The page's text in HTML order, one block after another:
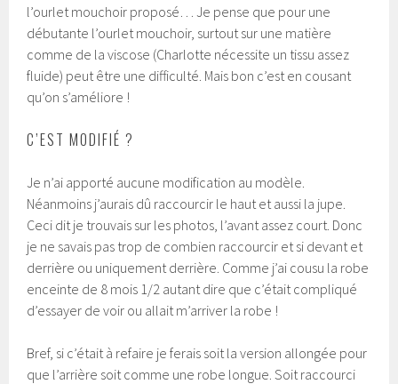
l’ourlet mouchoir proposé… Je pense que pour une
débutante l’ourlet mouchoir, surtout sur une matière
comme de la viscose (Charlotte nécessite un tissu assez
fluide) peut être une difficulté. Mais bon c’est en cousant
qu’on s’améliore !
C’EST MODIFIÉ ?
Je n’ai apporté aucune modification au modèle.
Néanmoins j’aurais dû raccourcir le haut et aussi la jupe.
Ceci dit je trouvais sur les photos, l’avant assez court. Donc
je ne savais pas trop de combien raccourcir et si devant et
derrière ou uniquement derrière. Comme j’ai cousu la robe
enceinte de 8 mois 1/2 autant dire que c’était compliqué
d’essayer de voir ou allait m’arriver la robe !
Bref, si c’était à refaire je ferais soit la version allongée pour
que l’arrière soit comme une robe longue. Soit raccourci